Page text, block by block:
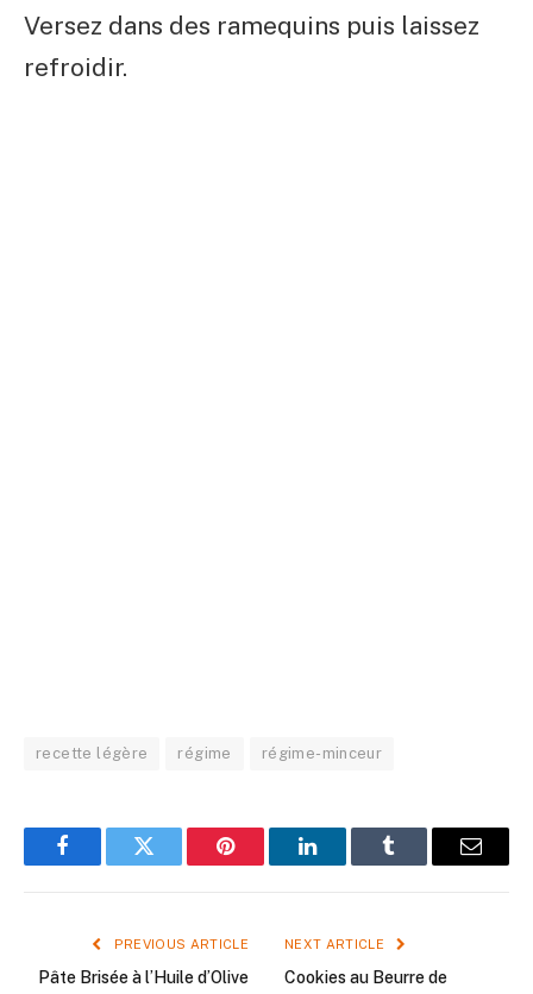
Versez dans des ramequins puis laissez
refroidir.
recette légère régime régime-minceur
FacebookTwitter Pinterest LinkedInTumblr Email
PREVIOUS ARTICLE
Pâte Brisée à l’Huile d’Olive
NEXT ARTICLE
Cookies au Beurre de